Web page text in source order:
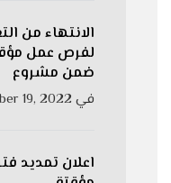
لفرص عمل
ضمن مشروع
في 19, 2022
اعلان تمدید